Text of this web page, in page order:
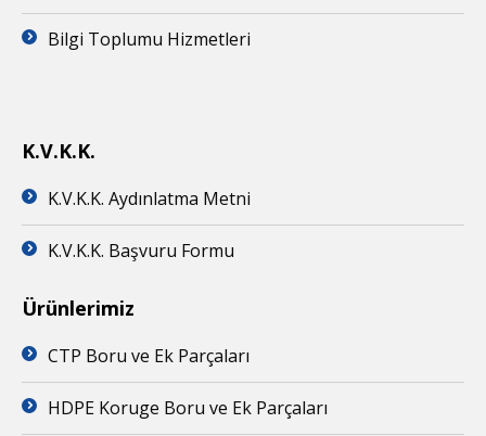
Bilgi Toplumu Hizmetleri
K.V.K.K.
K.V.K.K. Aydınlatma Metni
K.V.K.K. Başvuru Formu
Ürünlerimiz
CTP Boru ve Ek Parçaları
HDPE Koruge Boru ve Ek Parçaları